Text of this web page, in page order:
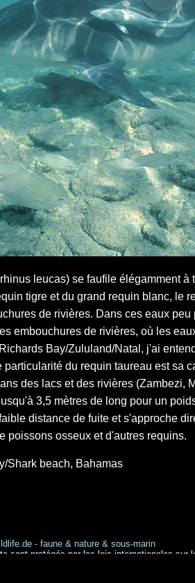
leucas) se faufile élégamment
tigre et du grand requin blanc, le
de rivières. Dans ces eaux
embouchures de rivières, où les
Bay/Zululand/Natal, j'ai
du requin taureau est sa
des lacs et des rivières (Zambezi,
3,5 mètres de long pour un
distance de fuite et s'approche
poissons osseux et d'autres requins.
Shark beach, Bahamas
- faune & nature & sous-marin
sont protégés par les lois internationales sur